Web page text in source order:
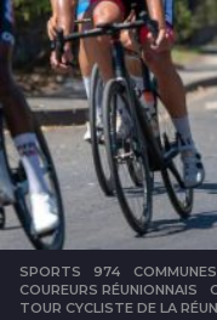
SPORTS 974 ,
COUREURS RÉUNIONNAIS
,
TOUR CYCLISTE DE LA